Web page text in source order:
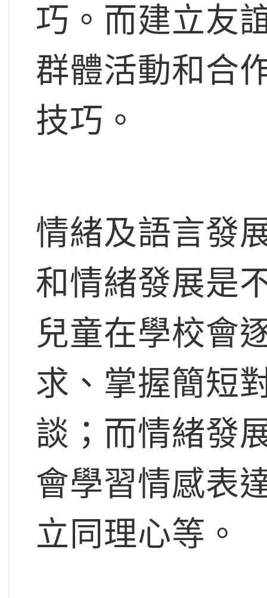
巧。而建立友
群體活動和合
技巧。
情緒及語言發
和情緒發展是
兒童在學校會
求、掌握簡短
談；而情緒發
會學習情感表
立同理心等。